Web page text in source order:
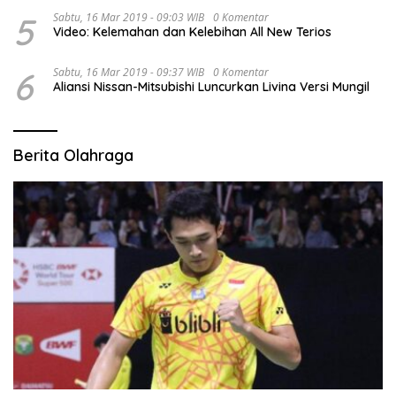
5 Sabtu, 16 Mar 2019 - 09:03 WIB 0 Komentar
Video: Kelemahan dan Kelebihan All New Terios
6 Sabtu, 16 Mar 2019 - 09:37 WIB 0 Komentar
Aliansi Nissan-Mitsubishi Luncurkan Livina Versi Mungil
Berita Olahraga